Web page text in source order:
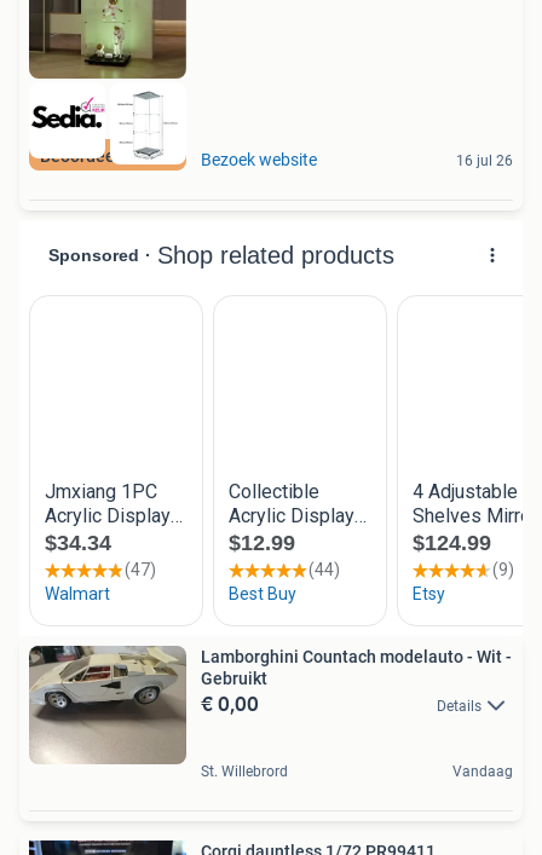
Bezoek website 16 jul 26
Lamborghini Countach modelauto - Wit -
Gebruikt
€ 0,00 Details
St. Willebrord Vandaag